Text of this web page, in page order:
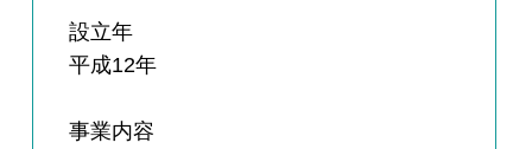
設立年
平成12年
事業内容